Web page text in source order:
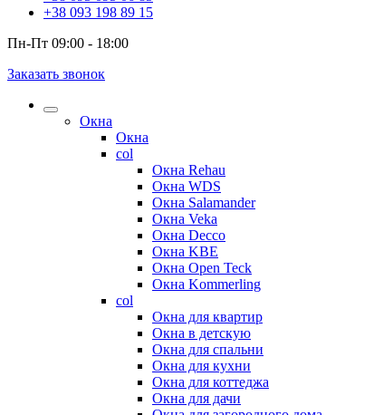
+38 093 198 89 15
Пн-Пт 09:00 - 18:00
Заказать звонок
Окна
Окна
col
Окна Rehau
Окна WDS
Окна Salamander
Окна Veka
Окна Decco
Окна KBE
Окна Open Teck
Окна Kommerling
col
Окна для квартир
Окна в детскую
Окна для спальни
Окна для кухни
Окна для коттеджа
Окна для дачи